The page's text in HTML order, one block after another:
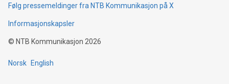
Følg pressemeldinger fra NTB Kommunikasjon på X
Informasjonskapsler
© NTB Kommunikasjon 2026
Norsk English